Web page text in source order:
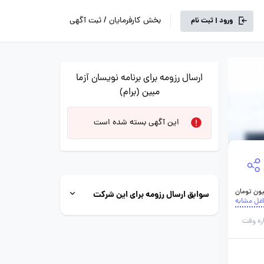
ورود | ثبت نام بخش کارفرمایان / ثبت آگهی
مشابه
وقت
ارسال رزومه برای برنامه نویسان آزما
مبین (برام)
این آگهی بسته شده است
سوابق ارسال رزومه برای این شرکت